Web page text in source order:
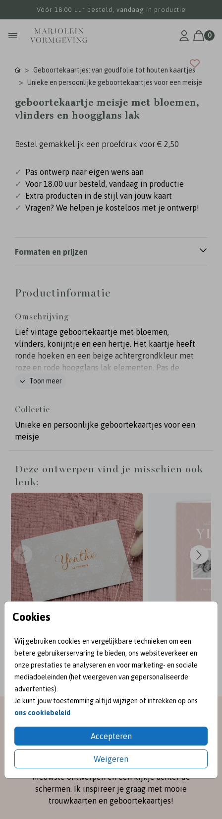
Vóór 18.00 uur besteld, vandaag in productie
0
Cookies
Wij gebruiken cookies en vergelijkbare technieken om een
betere gebruikerservaring te bieden, ons websiteverkeer en
onze prestaties te analyseren en voor marketing- en sociale
mediadoeleinden (het weergeven van gepersonaliseerde
advertenties).
Je kunt jouw toestemming altijd wijzigen of intrekken op ons
ons cookiebeleid
Accepteren
Weigeren
Geboortekaartjes: van goudfolie tot houten kaartjes
Unieke en persoonlijke geboortekaartjes voor een meisje
geboortekaartje meisje met bloemen,
vlinders en hoogglans lak
Bestel gemakkelijk een proefdruk voor € 2,50
✓
Pas ontwerp naar eigen wens aan
✓ Voor 18.00 uur besteld, vandaag in productie
✓
Extra producten in de stijl van jouw kaart
✓ Vragen? We helpen je kosteloos met je ontwerp!
Formaten en prijzen
Productinformatie
Omschrijving
Lief vintage geboortekaartje met bloemen,
vlinders, konijntje en een hertje. Het kaartje heeft
ronde hoeken en een beige achtergrondkleur met
roze en rode hoogglans lak elementen. Pas de
kleuren van de kaart helemaal naar wens aan.
Toon meer
Collectie
Unieke en persoonlijke geboortekaartjes voor een
meisje
Deze ontwerpen vind je misschien ook
leuk:
BEKEND VAN:
meet me on
SOCIAL MEDIA
Instagramen
nieuwste ontwerpen en een kijkje achter de
schermen. Ik inspireer je graag met mooie
trouwkaarten en geboortekaartjes!